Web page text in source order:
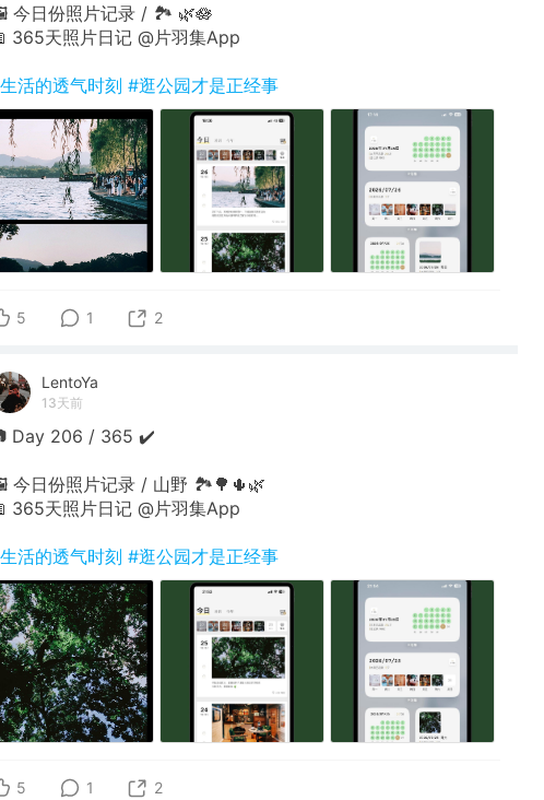
今日份照片记录 / 🏞 🌿🪷
365天照片日记 @片羽集App
活的透气时刻 #逛公园才是正经事
5 1 2
LentoYa
13天前
Day 206 / 365 ✔️
今日份照片记录 / 山野 🏞🌳🌵🌿
365天照片日记 @片羽集App
活的透气时刻 #逛公园才是正经事
5 1 2